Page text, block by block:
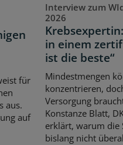
für
aus.
auf
Interview zum
2026
in einem
ist die beste“
Mindestmengen
konzentrieren,
Versorgung
Konstanze Blatt,
erklärt, warum die
bislang nicht